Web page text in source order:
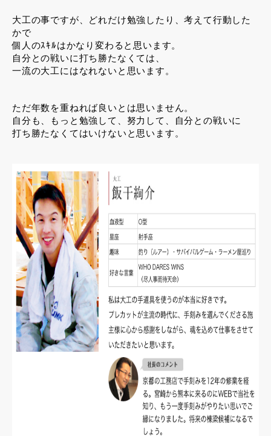
大工の事ですが、どれだけ勉強したり、考えて行動した
かで
個人のｽｷﾙはかなり変わると思います。
自分との戦いに打ち勝たなくては、
一流の大工にはなれないと思います。
ただ年数を重ねれば良いとは思いません。
自分も、もっと勉強して、努力して、自分との戦いに
打ち勝たなくてはいけないと思います。